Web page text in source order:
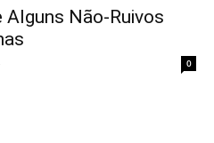
Alguns Não-Ruivos
0